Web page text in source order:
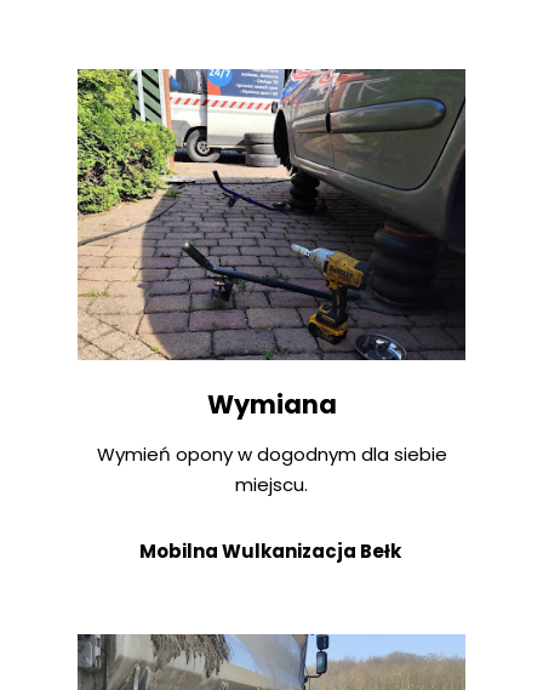
Wymiana
Wymień opony w dogodnym dla siebie
miejscu.
Mobilna Wulkanizacja Bełk